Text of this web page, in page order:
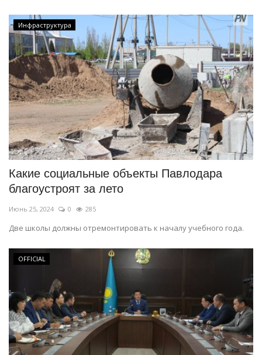
Инфраструктура
Какие социальные объекты Павлодара
благоустроят за лето
Июнь 25, 2024 0 285
Две школы должны отремонтировать к началу учебного года.
OFFICIAL